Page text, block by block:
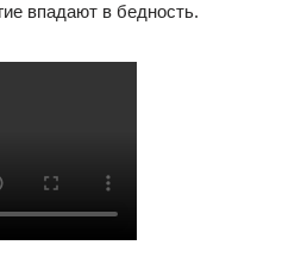
впадают в бедность.